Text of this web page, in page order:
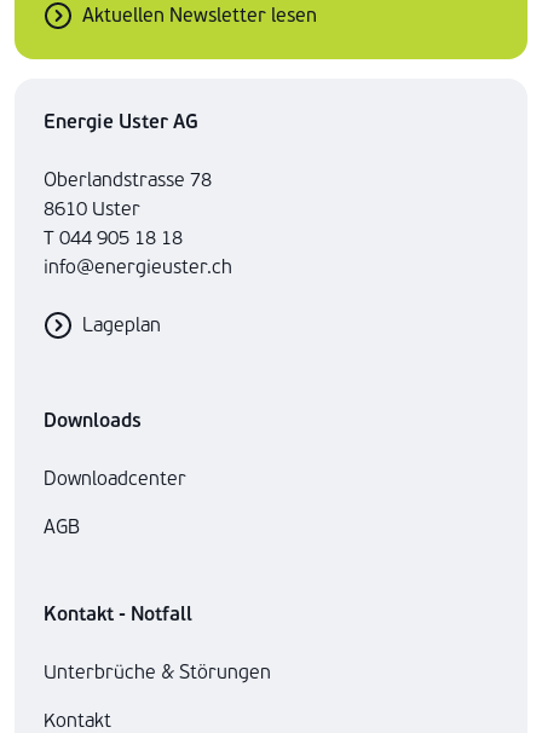
Aktuellen Newsletter lesen
Energie Uster AG
Oberlandstrasse 78
8610 Uster
T 044 905 18 18
info@energieuster.ch
Lageplan
Downloads
Downloadcenter
AGB
Kontakt - Notfall
Unterbrüche & Störungen
Kontakt